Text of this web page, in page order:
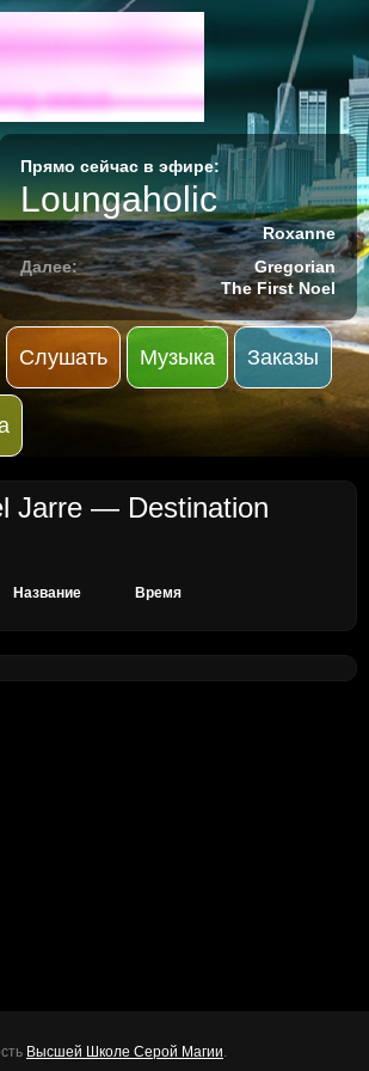
M
wave
Прямо сейчас в эфире:
Loungaholic
Roxanne
Далее:
Gregorian
The First Noel
Слушать Музыка Заказы
Jarre — Destination
Название Время
Высшей Школе Серой Магии.